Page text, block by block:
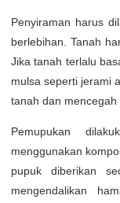
Penyiraman harus
berlebihan. Tanah
Jika tanah terlalu
mulsa seperti jerami
tanah dan mencegah
Pemupukan
menggunakan
pupuk diberikan
mengendalikan